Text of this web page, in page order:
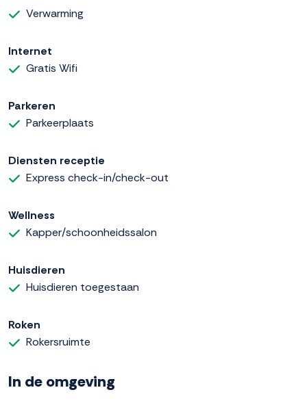
Verwarming
Internet
Gratis Wifi
Parkeren
Parkeerplaats
Diensten receptie
Express check-in/check-out
Wellness
Kapper/schoonheidssalon
Huisdieren
Huisdieren toegestaan
Roken
Rokersruimte
In de omgeving